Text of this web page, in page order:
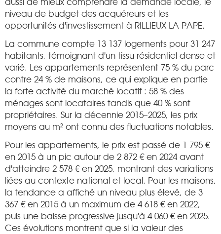
niveau de budget des acquéreurs et les
opportunités d'investissement à RILLIEUX LA PAPE.
La commune compte 13 137 logements pour 31 247
habitants, témoignant d'un tissu résidentiel dense et
varié. Les appartements représentent 75 % du parc
contre 24 % de maisons, ce qui explique en partie
la forte activité du marché locatif : 58 % des
ménages sont locataires tandis que 40 % sont
propriétaires. Sur la décennie 2015–2025, les prix
moyens au m² ont connu des fluctuations notables.
Pour les appartements, le prix est passé de 1 795 €
en 2015 à un pic autour de 2 872 € en 2024 avant
d'atteindre 2 578 € en 2025, montrant des variations
liées au contexte national et local. Pour les maisons,
la tendance a affiché un niveau plus élevé, de 3
367 € en 2015 à un maximum de 4 618 € en 2022,
puis une baisse progressive jusqu'à 4 060 € en 2025.
Ces évolutions montrent que si la valeur des